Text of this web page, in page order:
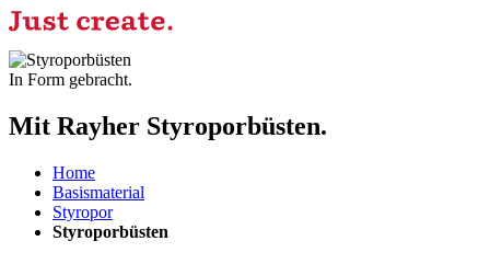
In Form gebracht.
Mit Rayher Styroporbüsten.
Home
Basismaterial
Styropor
Styroporbüsten